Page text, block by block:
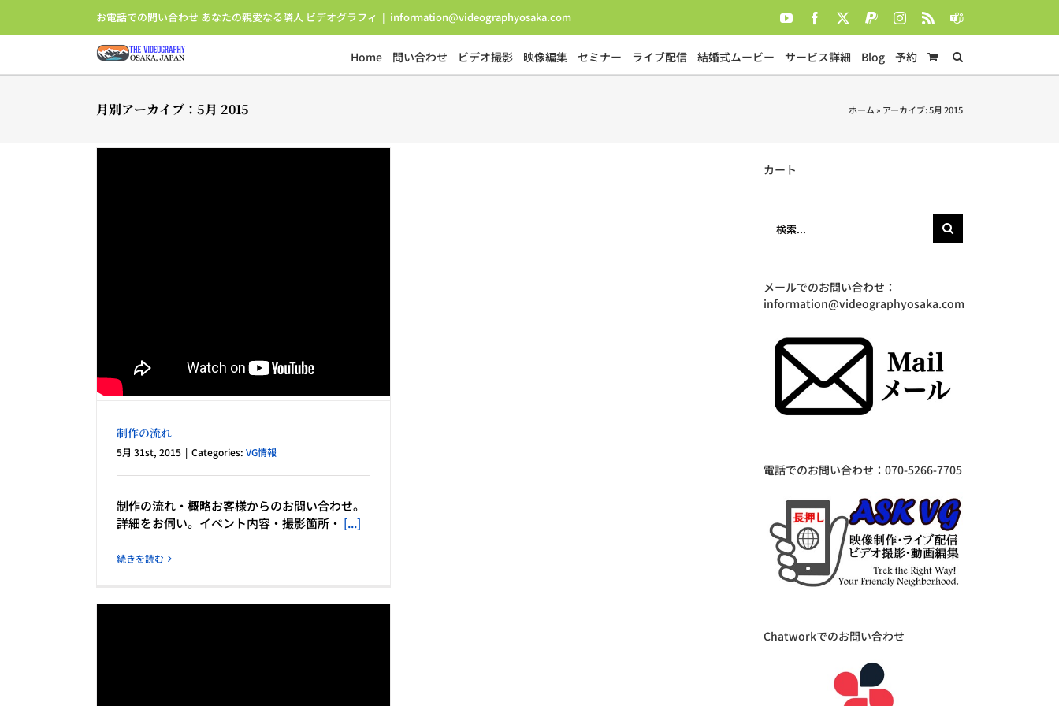
お電話での問い合わせ あなたの親愛なる隣人 ビデオグラフィ | information@videographyosaka.com YouTubeFacebook PayPalInstagram
Rss Teams
Home 問い合わせ ビデオ撮影 映像編集 セミナー ライブ配信 結婚式ムービー サービス詳細 Blog 予約
月別アーカイブ： 5月 2015 ホーム » アーカイブ: 5月 2015
制作の流れ
5月 31st, 2015 | Categories: VG情報
制作の流れ・概略お客様からのお問い合わせ。
詳細をお伺い。イベント内容・撮影箇所・ [...]
続きを読む
カート
メールでのお問い合わせ：
information@videographyosaka.com
電話でのお問い合わせ：070-5266-7705
Chatworkでのお問い合わせ